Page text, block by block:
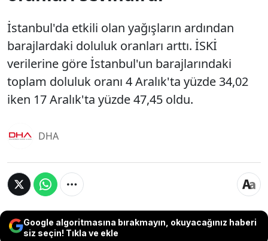
İstanbul'da etkili olan yağışların ardından
barajlardaki doluluk oranları arttı. İSKİ
verilerine göre İstanbul'un barajlarındaki
toplam doluluk oranı 4 Aralık'ta yüzde 34,02
iken 17 Aralık'ta yüzde 47,45 oldu.
DHA
Google algoritmasına bırakmayın, okuyacağınız haberi
siz seçin! Tıkla ve ekle